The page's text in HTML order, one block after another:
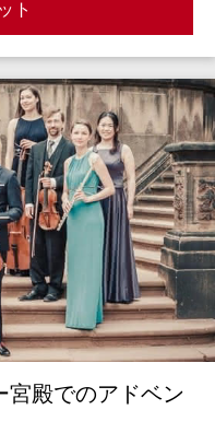
ト
宮殿でのアドベン